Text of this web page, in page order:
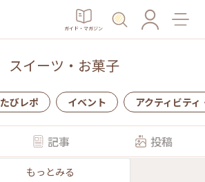
ガイド・マガジン
スイーツ・お菓子
たびレポ イベント アクティビティ
記事 投稿
もっとみる